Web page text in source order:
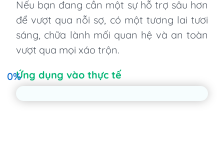
Nếu bạn đang cần một sự hỗ trợ sâu hơn
để vượt qua nỗi sợ, có một tương lai tươi
sáng, chữa lành mối quan hệ và an toàn
vượt qua mọi xáo trộn.
Ứng dụng vào thực tế
0%